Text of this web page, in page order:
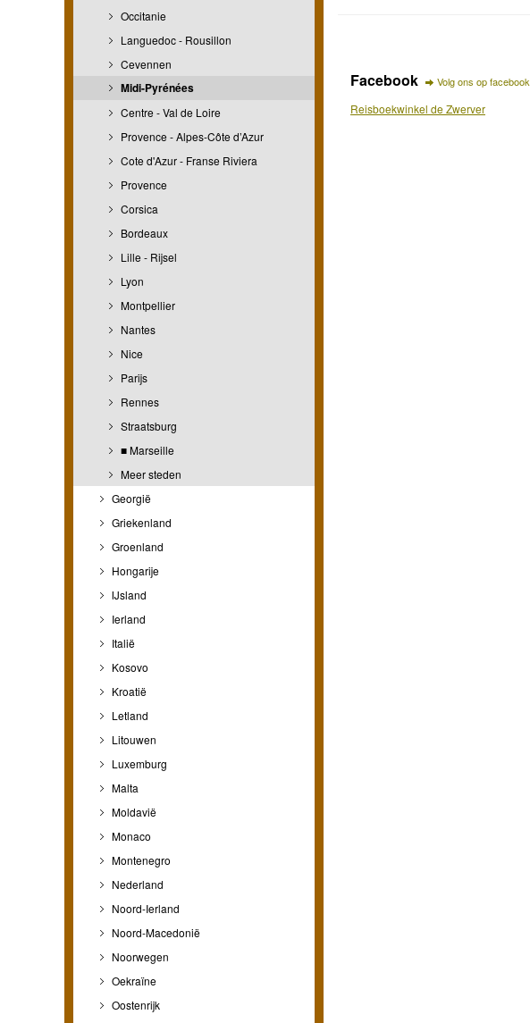
Occitanie
Languedoc - Rousillon
Cevennen
Midi-Pyrénées
Centre - Val de Loire
Provence - Alpes-Côte d’Azur
Cote d'Azur - Franse Riviera
Provence
Corsica
Bordeaux
Lille - Rijsel
Lyon
Montpellier
Nantes
Nice
Parijs
Rennes
Straatsburg
■ Marseille
Meer steden
Georgië
Griekenland
Groenland
Hongarije
IJsland
Ierland
Italië
Kosovo
Kroatië
Letland
Litouwen
Luxemburg
Malta
Moldavië
Monaco
Montenegro
Nederland
Noord-Ierland
Noord-Macedonië
Noorwegen
Oekraïne
Oostenrijk
Facebook Volg ons op facebook
Reisboekwinkel de Zwerver